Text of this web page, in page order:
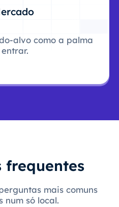
alvo como a palma
frequentes
mais comuns
num só local.